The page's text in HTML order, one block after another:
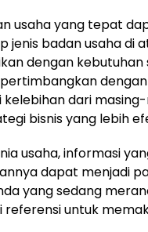
usaha yang tepat
jenis badan usaha
dengan
dari
bisnis yang lebih
usaha, informasi
dapat menjadi
yang sedang
referensi untuk